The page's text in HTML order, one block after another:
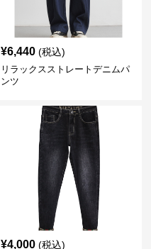
¥6,440 (税込)
リラックスストレートデニムパ
ンツ
¥4,000 (税込)